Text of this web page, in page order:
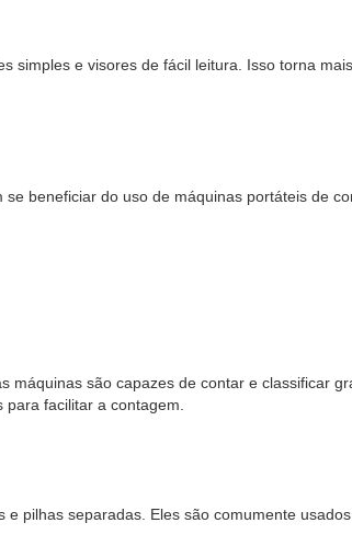
e visores de fácil leitura. Isso torna
beneficiar do uso de máquinas portáteis de
são capazes de contar e classificar
facilitar a contagem.
pilhas separadas. Eles são comumente